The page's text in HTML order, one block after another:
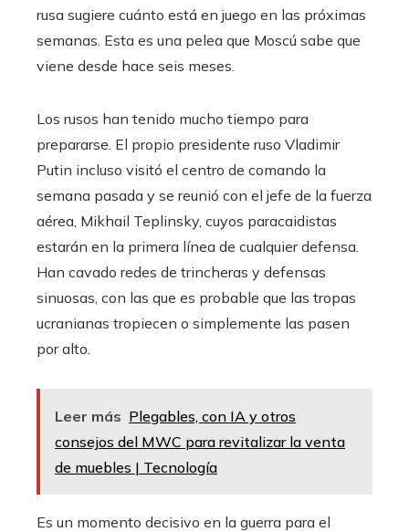
rusa sugiere cuánto está en juego en las próximas
semanas. Esta es una pelea que Moscú sabe que
viene desde hace seis meses.
Los rusos han tenido mucho tiempo para
prepararse. El propio presidente ruso Vladimir
Putin incluso visitó el centro de comando la
semana pasada y se reunió con el jefe de la fuerza
aérea, Mikhail Teplinsky, cuyos paracaidistas
estarán en la primera línea de cualquier defensa.
Han cavado redes de trincheras y defensas
sinuosas, con las que es probable que las tropas
ucranianas tropiecen o simplemente las pasen
por alto.
Leer más Plegables, con IA y otros
consejos del MWC para revitalizar la venta
de muebles | Tecnología
Es un momento decisivo en la guerra para el